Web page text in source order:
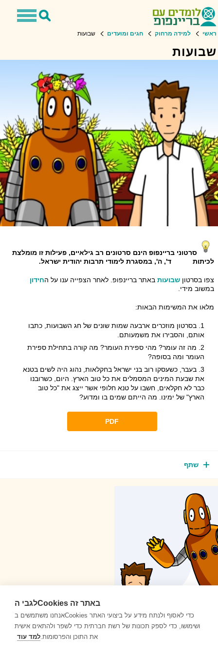
Toggle
Toggle
ראשי למידה מרחוק חגים ומועדים שבועות
שבועות
סרטוני בריינפופ הינם סרטונים רב גילאיים, פעילות זו מומלצת
לכיתות ד', ה', במסגרת לימודי תרבות יהודית ישראל.
צפו בסרטון שבועות באתר בריינפופ. לאחר הצפייה ענו על החידון
במשוב מידי.
מלאו את המשימות הבאות:
בסרטון מוזכרים ארבעה שמות שונים של חג השבועות, כתבו
אותם, והסבירו את משמעותם.
מה זה עומר? מהי ספירת העומר? מה קורה בתחילת ספירת
העומר ומה בסופה?
בעבר, כשעסקו רוב בני ישראל בחקלאות, נהוג היה לשים בטנא
את שבעת המינים המסמלים את כל טוב הארץ. היום, כשרובנו
כבר לא חקלאים, חשבו על טנא חלופי אשר ייצג את "כל טוב
הארץ" של ימינו. מה הייתם שמים בו ומדוע?
PDF
שתף
לגבי הCookies באתר זה
אנחנו משתמשים בCookies כדי לאסוף ולנתח מידע על ביצועי האתר
ושימושו, כדי לספק תכונות של רשת חברתית כדי לשפר ולהתאים אישית
את התוכן והפרסומות.למד עוד